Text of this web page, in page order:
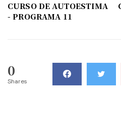
CURSO DE AUTOESTIMA
- PROGRAMA 11
0
Shares